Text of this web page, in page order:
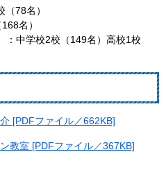
78名）
名）
中学校2校（149名）高校1校
[PDFファイル／662KB]
教室 [PDFファイル／367KB]